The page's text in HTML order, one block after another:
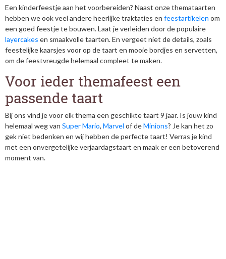
Een kinderfeestje aan het voorbereiden? Naast onze themataarten
hebben we ook veel andere heerlijke traktaties en feestartikelen om
een goed feestje te bouwen. Laat je verleiden door de populaire
layercakes en smaakvolle taarten. En vergeet niet de details, zoals
feestelijke kaarsjes voor op de taart en mooie bordjes en servetten,
om de feestvreugde helemaal compleet te maken.
Voor ieder themafeest een
passende taart
Bij ons vind je voor elk thema een geschikte taart 9 jaar. Is jouw kind
helemaal weg van Super Mario, Marvel of deMinions? Je kan het zo
gek niet bedenken en wij hebben de perfecte taart! Verras je kind
met een onvergetelijke verjaardagstaart en maak er een betoverend
moment van.